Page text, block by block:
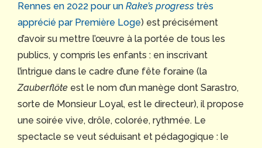
Rennes en 2022 pour un Rake’s progress très
apprécié par Première Loge) est précisément
d’avoir su mettre l’œuvre à la portée de tous les
publics, y compris les enfants : en inscrivant
l’intrigue dans le cadre d’une fête foraine (la
Zauberflöte est le nom d’un manège dont Sarastro,
sorte de Monsieur Loyal, est le directeur), il propose
une soirée vive, drôle, colorée, rythmée. Le
spectacle se veut séduisant et pédagogique : le